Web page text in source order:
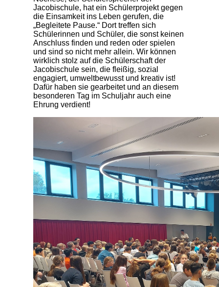
Jacobischule, hat ein Schülerprojekt gegen
die Einsamkeit ins Leben gerufen, die
„Begleitete Pause.“ Dort treffen sich
Schülerinnen und Schüler, die sonst keinen
Anschluss finden und reden oder spielen
und sind so nicht mehr allein. Wir können
wirklich stolz auf die Schülerschaft der
Jacobischule sein, die fleißig, sozial
engagiert, umweltbewusst und kreativ ist!
Dafür haben sie gearbeitet und an diesem
besonderen Tag im Schuljahr auch eine
Ehrung verdient!